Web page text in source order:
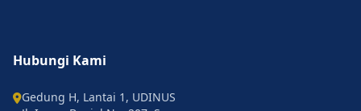
Hubungi Kami
Gedung H, Lantai 1, UDINUS